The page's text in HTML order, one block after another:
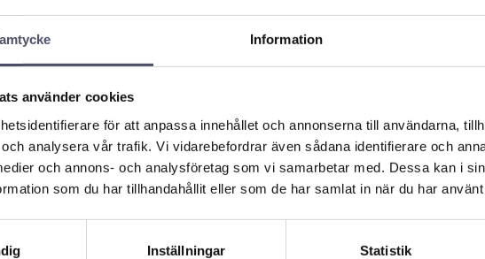
Information
använder cookies
för att anpassa innehållet och annonserna till användarna,
analysera vår trafik. Vi vidarebefordrar även sådana identifierare och
och annons- och analysföretag som vi samarbetar med. Dessa kan i
som du har tillhandahållit eller som de har samlat in när du har
Inställningar Statistik
till
Denna
många
väldigt
Något
problem
Vi har